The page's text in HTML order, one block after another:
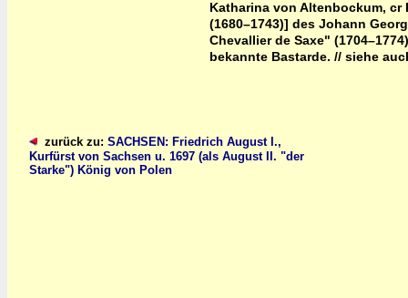
Katharina von Altenbockum, cr
(1680–1743)] des Johann
Chevallier de Saxe"
bekannte Bastarde. // siehe
zurück zu: SACHSEN: Friedrich August I.,
Kurfürst von Sachsen u. 1697 (als August II. "der
Starke") König von Polen